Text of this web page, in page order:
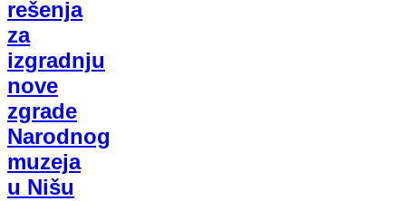
rešenja
za
izgradnju
nove
zgrade
Narodnog
muzeja
u Nišu